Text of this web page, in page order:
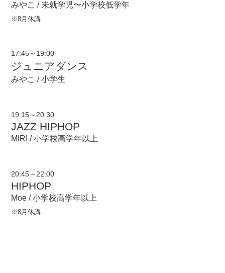
みやこ / 未就学児〜小学校低学年
※8月休講
17:45～19:00
ジュニアダンス
みやこ / 小学生
19:15～20:30
JAZZ HIPHOP
MIRI / 小学校高学年以上
20:45～22:00
HIPHOP
Moe / 小学校高学年以上
※8月休講